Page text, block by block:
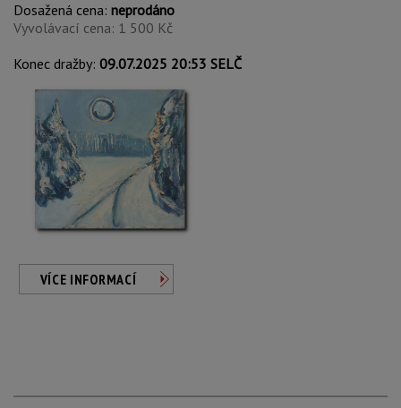
Dosažená cena: neprodáno
Vyvolávací cena: 1 500 Kč
Konec dražby: 09.07.2025 20:53 SELČ
VÍCE INFORMACÍ